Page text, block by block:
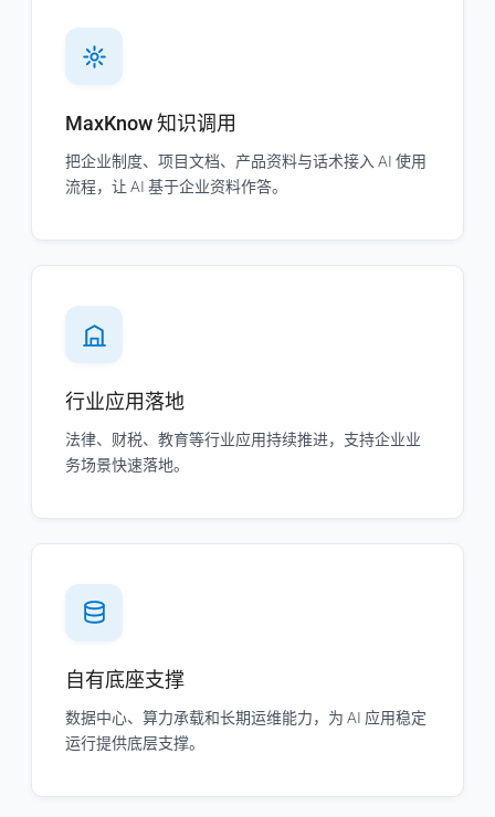
MaxKnow 知识调用
把企业制度、项目文档、产品资料与话术接入 AI 使用
流程，让 AI 基于企业资料作答。
行业应用落地
法律、财税、教育等行业应用持续推进，支持企业业
务场景快速落地。
自有底座支撑
数据中心、算力承载和长期运维能力，为 AI 应用稳定
运行提供底层支撑。